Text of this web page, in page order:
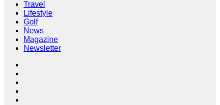
Travel
Lifestyle
Golf
News
Magazine
Newsletter